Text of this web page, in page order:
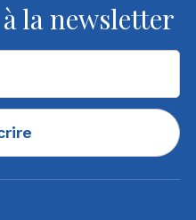
la newsletter